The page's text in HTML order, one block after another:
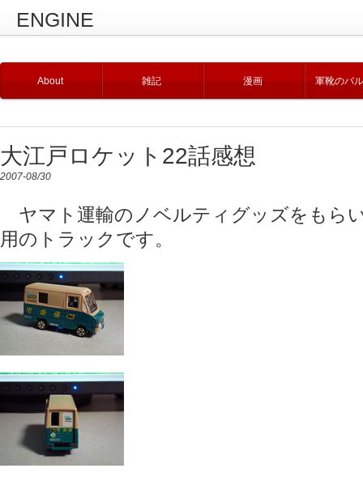
ENGINE
About 雑記 漫画 軍靴のバ
大江戸ロケット22話感想
2007-08/30
ヤマト運輸のノベルティグッズをもら
用のトラックです。